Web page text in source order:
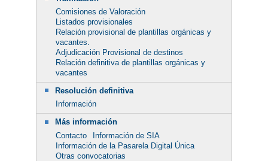
Comisiones de Valoración
Listados provisionales
Relación provisional de plantillas orgánicas y
vacantes.
Adjudicación Provisional de destinos
Relación definitiva de plantillas orgánicas y
vacantes
Resolución definitiva
Información
Más información
Contacto
Información de SIA
Información de la Pasarela Digital Única
Otras convocatorias